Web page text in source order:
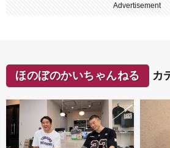
Advertisement
ほのぼのかいちゃんねる カ